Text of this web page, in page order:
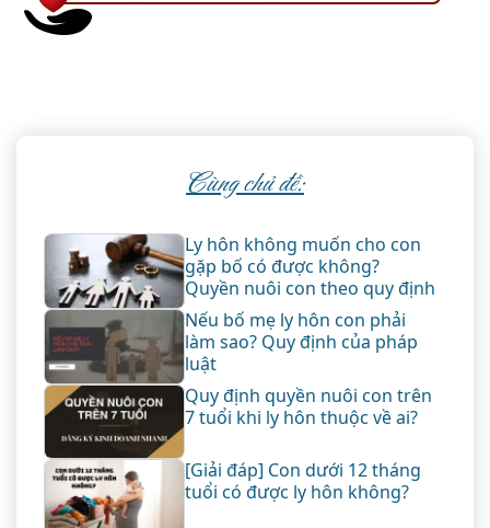
Cùng chủ đề:
Ly hôn không muốn cho con
gặp bố có được không?
Quyền nuôi con theo quy định
Nếu bố mẹ ly hôn con phải
làm sao? Quy định của pháp
luật
Quy định quyền nuôi con trên
7 tuổi khi ly hôn thuộc về ai?
[Giải đáp] Con dưới 12 tháng
tuổi có được ly hôn không?